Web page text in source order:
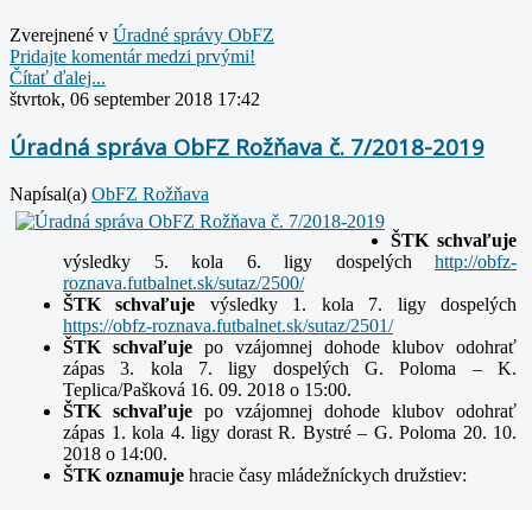
Zverejnené v Úradné správy ObFZ
Pridajte komentár medzi prvými!
Čítať ďalej...
štvrtok, 06 september 2018 17:42
Úradná správa ObFZ Rožňava č. 7/2018-2019
Napísal(a) ObFZ Rožňava
ŠTK schvaľuje
výsledky 5. kola 6. ligy dospelých http://obfz-
roznava.futbalnet.sk/sutaz/2500/
ŠTK schvaľuje výsledky 1. kola 7. ligy dospelých
https://obfz-roznava.futbalnet.sk/sutaz/2501/
ŠTK schvaľuje po vzájomnej dohode klubov odohrať
zápas 3. kola 7. ligy dospelých G. Poloma – K.
Teplica/Pašková 16. 09. 2018 o 15:00.
ŠTK schvaľuje po vzájomnej dohode klubov odohrať
zápas 1. kola 4. ligy dorast R. Bystré – G. Poloma 20. 10.
2018 o 14:00.
ŠTK oznamuje hracie časy mládežníckych družstiev: